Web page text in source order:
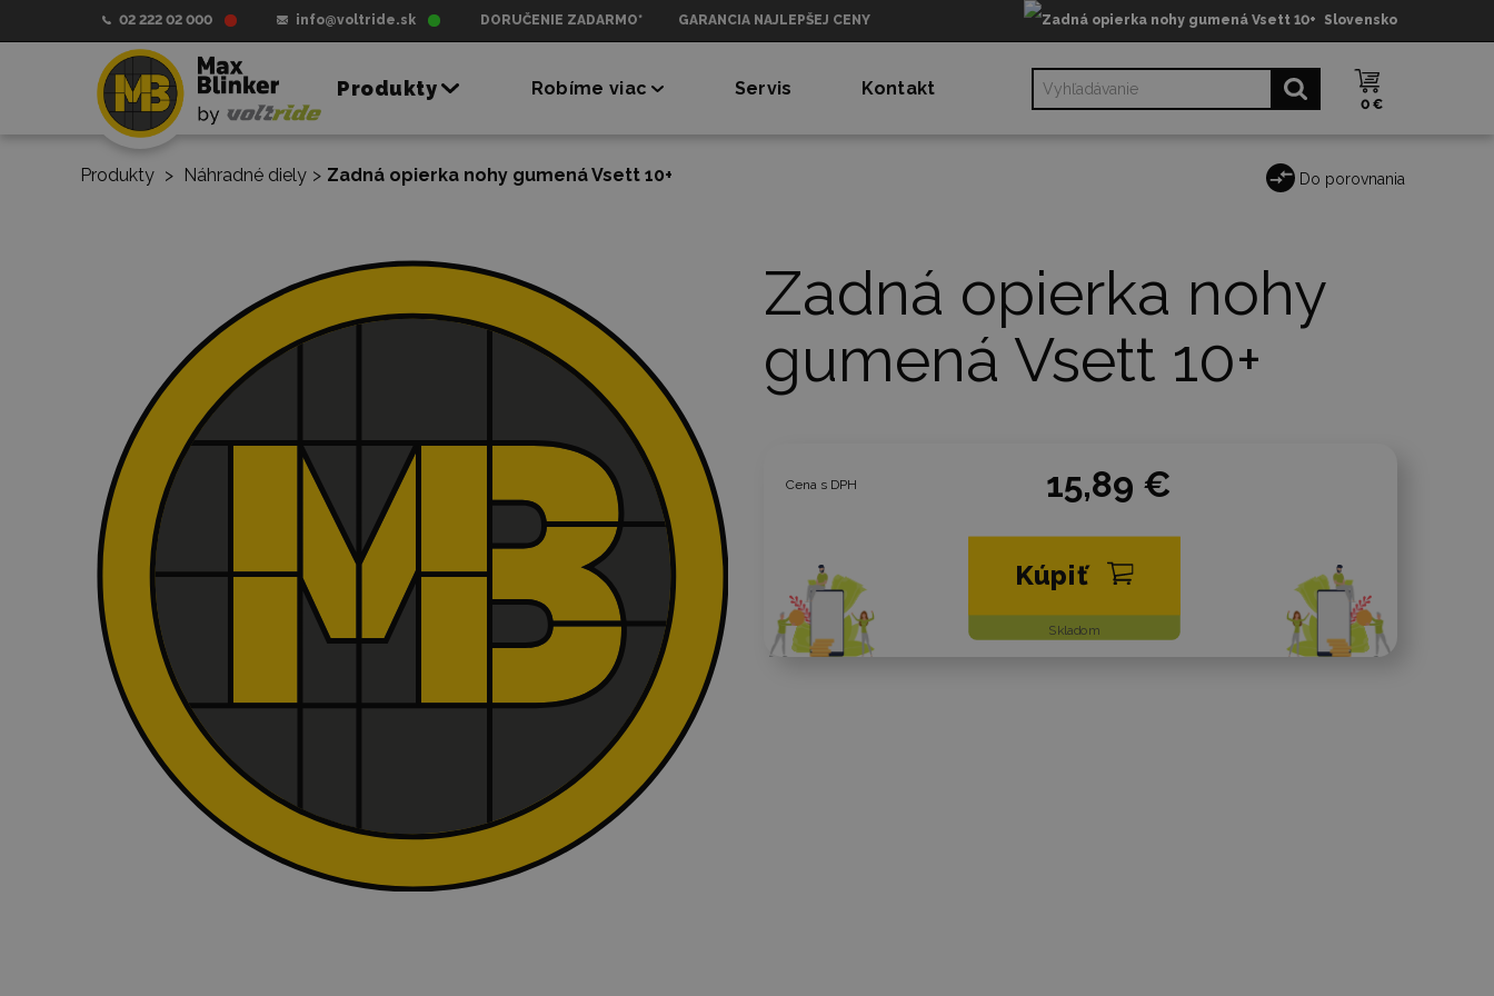
02 222 02 000 info@voltride.sk DORUČENIE ZADARMO* GARANCIA NAJLEPŠEJ CENY Slovensko
Produkty Robíme viac Servis Kontakt
0 €
Produkty > Náhradné diely > Zadná opierka nohy gumená Vsett 10+ Do porovnania
Zadná opierka nohy
gumená Vsett 10+
Cena s DPH 15,89 €
Skladom
Kúpiť